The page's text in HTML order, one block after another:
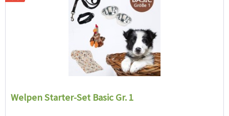
Welpen Starter-Set Basic Gr. 1